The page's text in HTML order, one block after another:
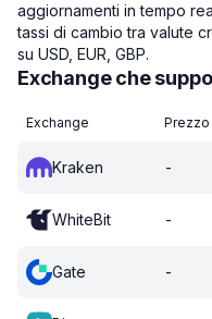
aggiornamenti in tempo
tassi di cambio tra valute
su USD, EUR, GBP.
Exchange che
Exchange Prezzo
Kraken -
WhiteBit -
Gate -